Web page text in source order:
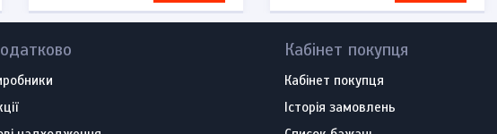
Кабінет покупця
Кабінет покупця
Історія замовлень